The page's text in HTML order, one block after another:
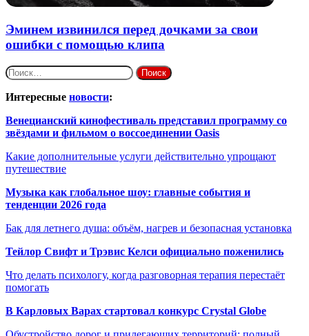
Эминем извинился перед дочками за свои
ошибки с помощью клипа
Найти:
Интересные новости:
Венецианский кинофестиваль представил программу со
звёздами и фильмом о воссоединении Oasis
Какие дополнительные услуги действительно упрощают
путешествие
Музыка как глобальное шоу: главные события и
тенденции 2026 года
Бак для летнего душа: объём, нагрев и безопасная установка
Тейлор Свифт и Трэвис Келси официально поженились
Что делать психологу, когда разговорная терапия перестаёт
помогать
В Карловых Варах стартовал конкурс Crystal Globe